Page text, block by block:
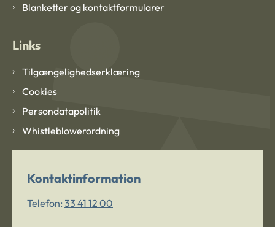
Blanketter og kontaktformularer
Links
Tilgængelighedserklæring
Cookies
Persondatapolitik
Whistleblowerordning
Kontaktinformation
Telefon: 33 41 12 00